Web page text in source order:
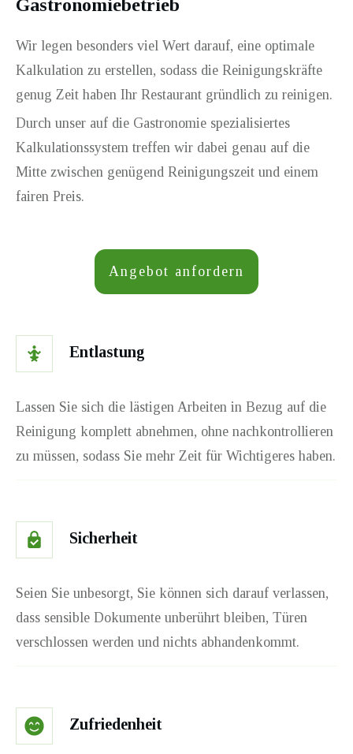
Gastronomiebetrieb
Wir legen besonders viel Wert darauf, eine optimale
Kalkulation zu erstellen, sodass die Reinigungskräfte
genug Zeit haben Ihr Restaurant gründlich zu reinigen.
Durch unser auf die Gastronomie spezialisiertes
Kalkulationssystem treffen wir dabei genau auf die
Mitte zwischen genügend Reinigungszeit und einem
fairen Preis.
Angebot anfordern
Entlastung
Lassen Sie sich die lästigen Arbeiten in Bezug auf die
Reinigung komplett abnehmen, ohne nachkontrollieren
zu müssen, sodass Sie mehr Zeit für Wichtigeres haben.
Sicherheit
Seien Sie unbesorgt, Sie können sich darauf verlassen,
dass sensible Dokumente unberührt bleiben, Türen
verschlossen werden und nichts abhandenkommt.
Zufriedenheit